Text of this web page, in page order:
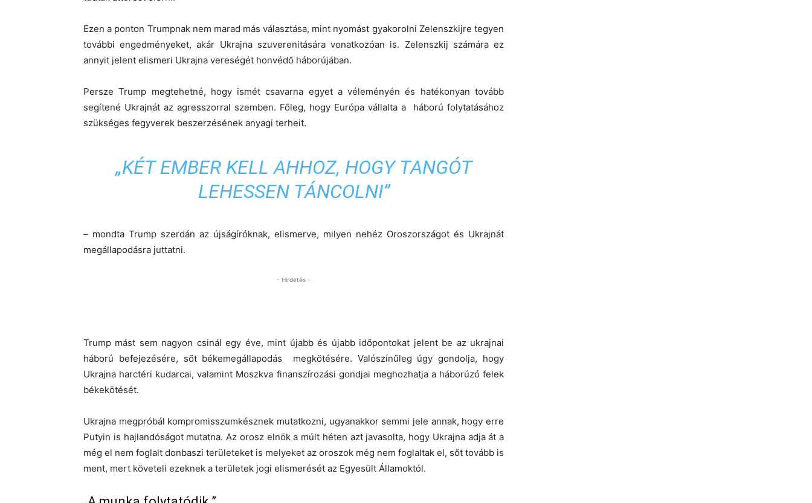
Ezen a ponton Trumpnak nem marad más választása, mint nyomást gyakorolni Zelenszkijre tegyen
további engedményeket, akár Ukrajna szuverenitására vonatkozóan is. Zelenszkij számára ez
annyit jelent elismeri Ukrajna vereségét honvédő háborújában.
Persze Trump megtehetné, hogy ismét csavarna egyet a véleményén és hatékonyan tovább
segítené Ukrajnát az agresszorral szemben. Főleg, hogy Európa vállalta a háború folytatásához
szükséges fegyverek beszerzésének anyagi terheit.
„KÉT EMBER KELL AHHOZ, HOGY TANGÓT
LEHESSEN TÁNCOLNI”
– mondta Trump szerdán az újságíróknak, elismerve, milyen nehéz Oroszországot és Ukrajnát
megállapodásra juttatni.
- Hirdetés -
Trump mást sem nagyon csinál egy éve, mint újabb és újabb időpontokat jelent be az ukrajnai
háború befejezésére, sőt békemegállapodás megkötésére. Valószínűleg úgy gondolja, hogy
Ukrajna harctéri kudarcai, valamint Moszkva finanszírozási gondjai meghozhatja a háborúzó felek
békekötését.
Ukrajna megpróbál kompromisszumkésznek mutatkozni, ugyanakkor semmi jele annak, hogy erre
Putyin is hajlandóságot mutatna. Az orosz elnök a múlt héten azt javasolta, hogy Ukrajna adja át a
még el nem foglalt donbaszi területeket is melyeket az oroszok még nem foglaltak el, sőt tovább is
ment, mert követeli ezeknek a területek jogi elismerését az Egyesült Államoktól.